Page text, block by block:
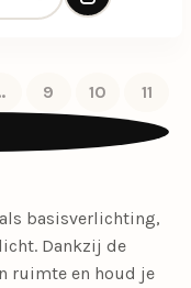
9 10
11
basisverlichting,
Dankzij de
ruimte en houd je